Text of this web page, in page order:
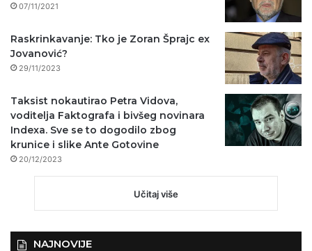
07/11/2021
Raskrinkavanje: Tko je Zoran Šprajc ex
Jovanović?
29/11/2023
Taksist nokautirao Petra Vidova,
voditelja Faktografa i bivšeg novinara
Indexa. Sve se to dogodilo zbog
krunice i slike Ante Gotovine
20/12/2023
Učitaj više
NAJNOVIJE